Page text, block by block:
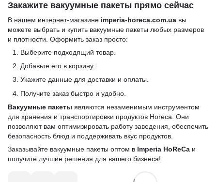
Закажите вакуумные пакеты прямо сейчас
В нашем интернет-магазине imperia-horeca.com.ua вы
можете выбрать и купить вакуумные пакеты любых размеров
и плотности. Оформить заказ просто:
Выберите подходящий товар.
Добавьте его в корзину.
Укажите данные для доставки и оплаты.
Получите заказ быстро и удобно.
Вакуумные пакеты являются незаменимым инструментом
для хранения и транспортировки продуктов Horeca. Они
позволяют вам оптимизировать работу заведения, обеспечить
безопасность блюд и поддерживать вкус продуктов.
Заказывайте вакуумные пакеты оптом в Imperia HoReCa и
получите лучшие решения для вашего бизнеса!